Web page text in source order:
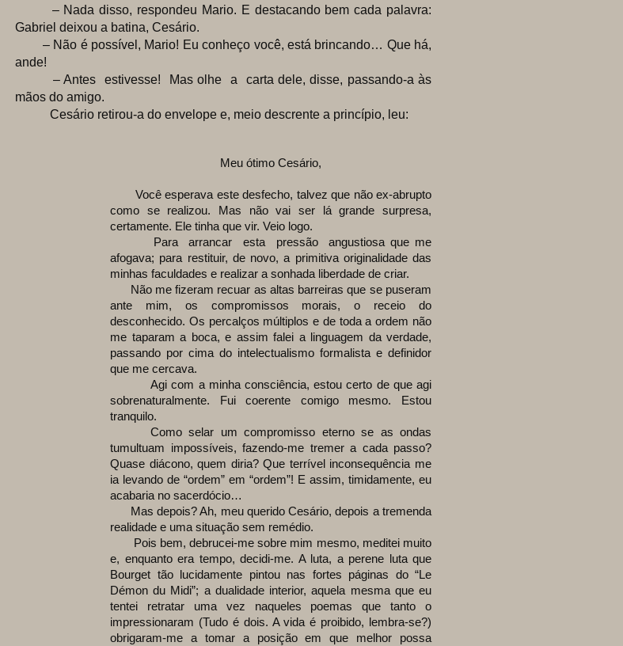
– Nada disso, respondeu Mario. E destacando bem cada palavra:
Gabriel deixou a batina, Cesário.
– Não é possível, Mario! Eu conheço você, está brincando… Que há,
ande!
– Antes estivesse! Mas olhe a carta dele, disse, passando-a às
mãos do amigo.
Cesário retirou-a do envelope e, meio descrente a princípio, leu:
Meu ótimo Cesário,
Você esperava este desfecho, talvez que não ex-abrupto
como se realizou. Mas não vai ser lá grande surpresa,
certamente. Ele tinha que vir. Veio logo.
Para arrancar esta pressão angustiosa que me
afogava; para restituir, de novo, a primitiva originalidade das
minhas faculdades e realizar a sonhada liberdade de criar.
Não me fizeram recuar as altas barreiras que se puseram
ante mim, os compromissos morais, o receio do
desconhecido. Os percalços múltiplos e de toda a ordem não
me taparam a boca, e assim falei a linguagem da verdade,
passando por cima do intelectualismo formalista e definidor
que me cercava.
Agi com a minha consciência, estou certo de que agi
sobrenaturalmente. Fui coerente comigo mesmo. Estou
tranquilo.
Como selar um compromisso eterno se as ondas
tumultuam impossíveis, fazendo-me tremer a cada passo?
Quase diácono, quem diria? Que terrível inconsequência me
ia levando de “ordem” em “ordem”! E assim, timidamente, eu
acabaria no sacerdócio…
Mas depois? Ah, meu querido Cesário, depois a tremenda
realidade e uma situação sem remédio.
Pois bem, debrucei-me sobre mim mesmo, meditei muito
e, enquanto era tempo, decidi-me. A luta, a perene luta que
Bourget tão lucidamente pintou nas fortes páginas do “Le
Démon du Midi”; a dualidade interior, aquela mesma que eu
tentei retratar uma vez naqueles poemas que tanto o
impressionaram (Tudo é dois. A vida é proibido, lembra-se?)
obrigaram-me a tomar a posição em que melhor possa